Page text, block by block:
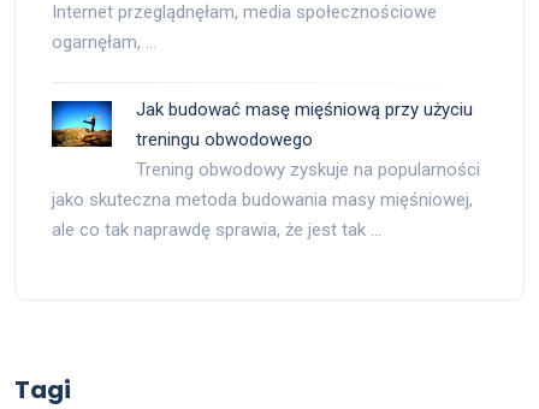
Internet przeglądnęłam, media społecznościowe
ogarnęłam, …
Jak budować masę mięśniową przy użyciu
treningu obwodowego
Trening obwodowy zyskuje na popularności
jako skuteczna metoda budowania masy mięśniowej,
ale co tak naprawdę sprawia, że jest tak …
Tagi